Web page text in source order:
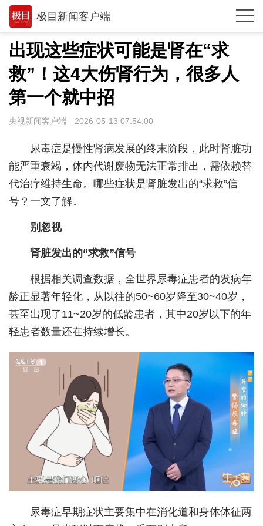
极目新闻客户端
推荐
观点
时政
湖北
世相
环球
极客圈
经济
城建
科教
健康
悠游
房产
消费
创意
出现这些症状可能是肾在“求
救”！这4大伤肾行为，很多人
第一个就中招
央视新闻客户端 2026-05-13 07:54:00
尿毒症是慢性肾病发展的终末阶段，此时肾脏功
能严重衰竭，体内代谢废物无法正常排出，需依赖替
代治疗维持生命。哪些症状是肾脏发出的“求救”信
号？一文了解↓
别忽视
肾脏发出的“求救”信号
根据相关调查数据，全世界尿毒症患者的发病年
龄正显著年轻化，从以往的50~60岁降至30~40岁，
甚至出现了11~20岁的低龄患者，其中20岁以下的年
轻患者数量还在持续增长。
尿毒症早期症状主要集中在消化道和身体体征两